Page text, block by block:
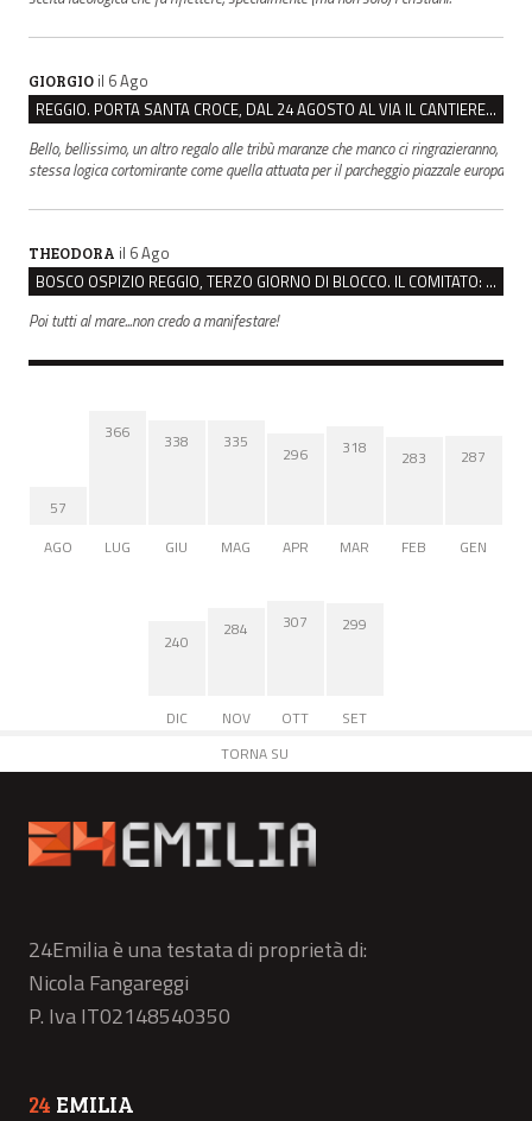
GIORGIO il 6 Ago
REGGIO. PORTA SANTA CROCE, DAL 24 AGOSTO AL VIA IL CANTIERE PER IL NUOVO COLLETTORE FOGNARIO
Bello, bellissimo, un altro regalo alle tribù maranze che manco ci ringrazieranno,
stessa logica cortomirante come quella attuata per il parcheggio piazzale europa
THEODORA il 6 Ago
BOSCO OSPIZIO REGGIO, TERZO GIORNO DI BLOCCO. IL COMITATO: “PRESIDIO FINO A VENERDÌ”
Poi tutti al mare...non credo a manifestare!
57
AGO
366
LUG
338
GIU
335
MAG
296
APR
318
MAR
283
FEB
287
GEN
240
DIC
284
NOV
307
OTT
299
SET
TORNA SU
24Emilia è una testata di proprietà di:
Nicola Fangareggi
P. Iva IT02148540350
24 EMILIA